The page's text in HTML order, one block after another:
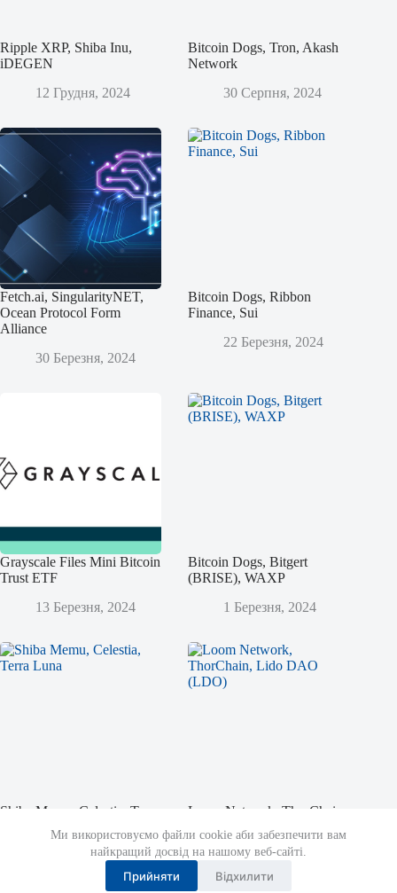
Ми використовуємо файли cookie аби забезпечити вам
найкращий досвід на нашому веб-сайті.
Прийняти Відхилити
Ripple XRP, Shiba Inu,
iDEGEN
12 Грудня, 2024
Bitcoin Dogs, Tron, Akash
Network
30 Серпня, 2024
Fetch.ai, SingularityNET,
Ocean Protocol Form
Alliance
30 Березня, 2024
Bitcoin Dogs, Ribbon
Finance, Sui
22 Березня, 2024
Grayscale Files Mini Bitcoin
Trust ETF
13 Березня, 2024
Bitcoin Dogs, Bitgert
(BRISE), WAXP
1 Березня, 2024
Shiba Memu, Celestia, Terra
12 Листопада, 2023
Loom Network, ThorChain,
Lido DAO (LDO)
14 Жовтня, 2023